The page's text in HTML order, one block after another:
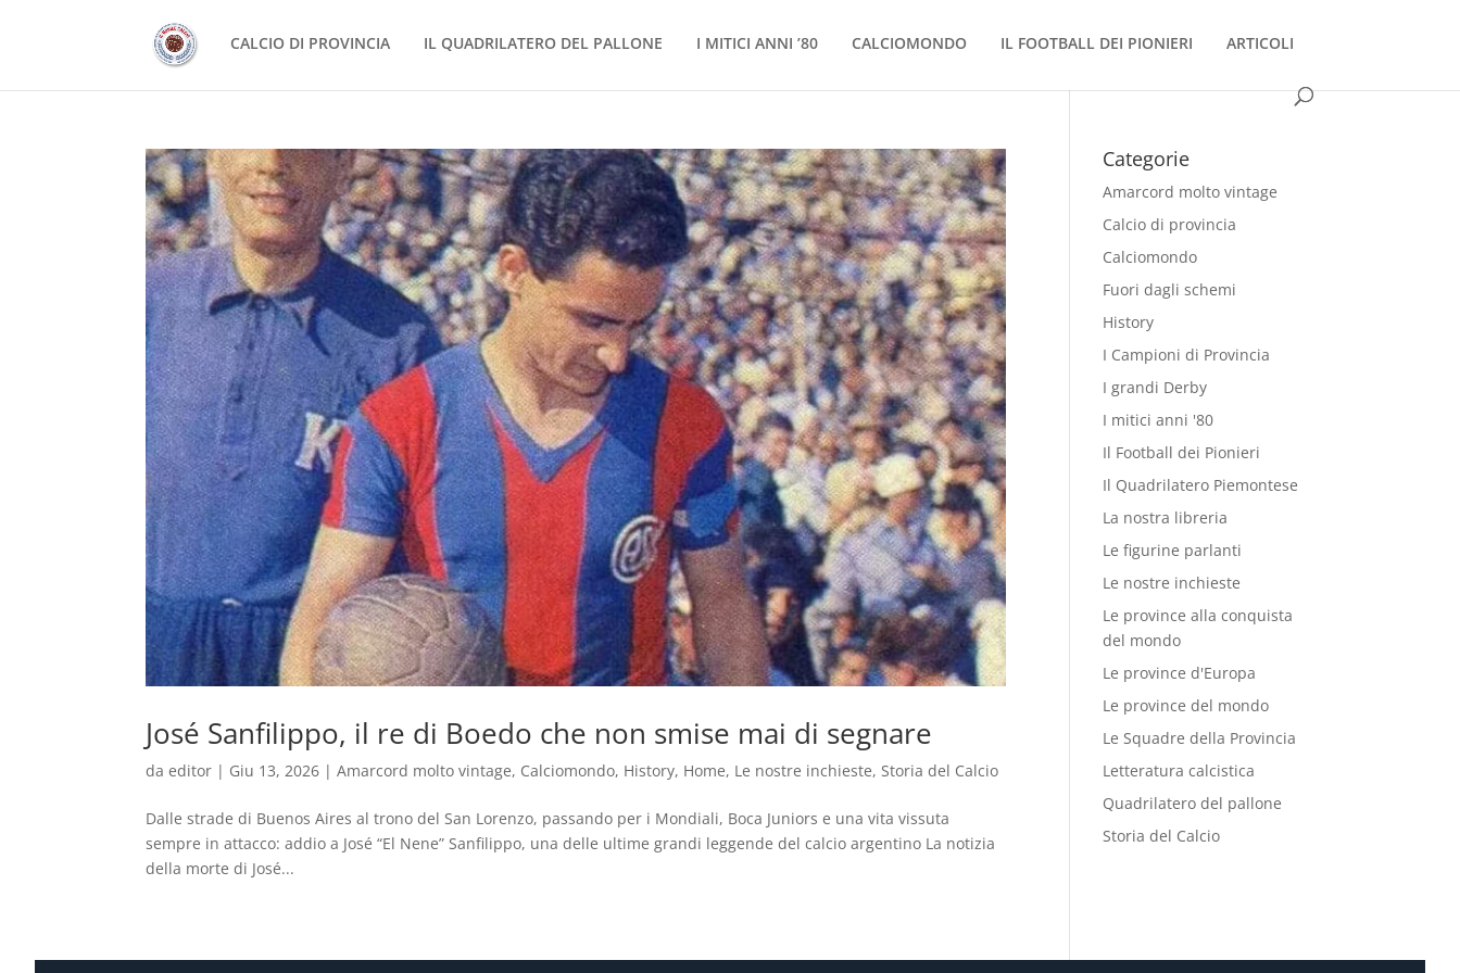
CALCIO DI PROVINCIA IL QUADRILATERO DEL PALLONE I MITICI ANNI ’80 CALCIOMONDO IL FOOTBALL DEI PIONIERI ARTICOLI
José Sanfilippo, il re di Boedo che non smise mai di segnare
daeditor | Giu 13, 2026 |Amarcord molto vintage, Calciomondo, History, Home, Le nostre inchieste, Storia del Calcio
Dalle strade di Buenos Aires al trono del San Lorenzo, passando per i Mondiali, Boca Juniors e una vita vissuta
sempre in attacco: addio a José “El Nene” Sanfilippo, una delle ultime grandi leggende del calcio argentino La notizia
della morte di José...
Categorie
Amarcord molto vintage
Calcio di provincia
Calciomondo
Fuori dagli schemi
History
I Campioni di Provincia
I grandi Derby
I mitici anni '80
Il Football dei Pionieri
Il Quadrilatero Piemontese
La nostra libreria
Le figurine parlanti
Le nostre inchieste
Le province alla conquista
del mondo
Le province d'Europa
Le province del mondo
Le Squadre della Provincia
Letteratura calcistica
Quadrilatero del pallone
Storia del Calcio